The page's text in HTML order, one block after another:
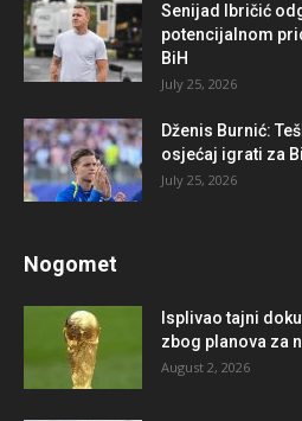
Senijad Ibričić
potencijalnom
BiH
July 25, 2026
Dženis Burnić:
osjećaj igrati za
July 25, 2026
Nogomet
Isplivao tajni
zbog planova za
August 2, 2026